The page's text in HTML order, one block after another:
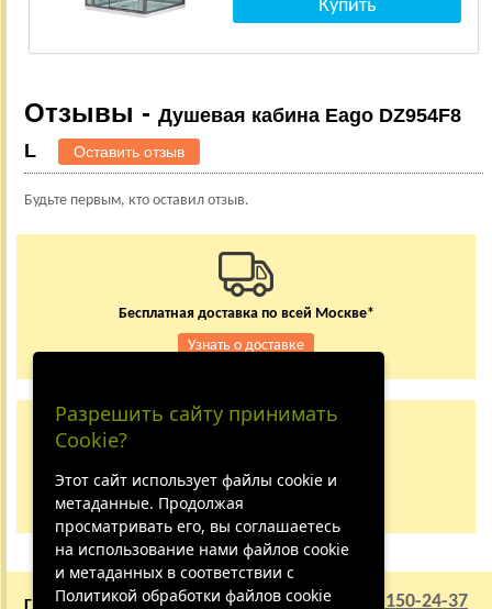
Отзывы - Душевая кабина Eago DZ954F8
L
Оставить отзыв
Будьте первым, кто оставил отзыв.
Бесплатная доставка по всей Москве*
Узнать о доставке
Заказывайте по телефону
8 (800) 333-62-84
Не дозвонились?
+7 (495) 150-24-37
Разрешить сайту принимать
Cookie?
Этот сайт использует файлы cookie и
метаданные. Продолжая
просматривать его, вы соглашаетесь
на использование нами файлов cookie
и метаданных в соответствии с
Политикой обработки файлов cookie